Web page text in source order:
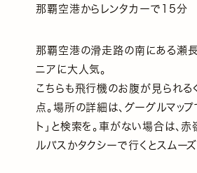
那覇空港からレンタカーで15分
那覇空港の滑走路の南にある瀬
ニアに大人気。
こちらも飛行機のお腹が見られ
点。場所の詳細は、グーグルマッ
ト」と検索を。車がない場合は、
ルバスかタクシーで行くとスムーズ